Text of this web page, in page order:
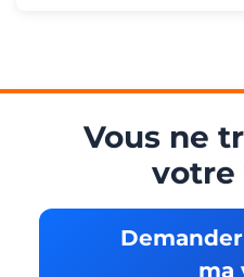
Vous ne
votre
ma